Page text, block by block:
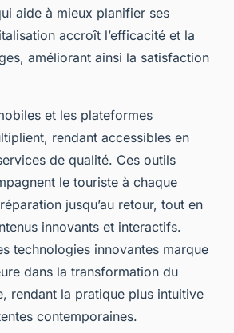
aide à mieux planifier ses
accroît l’efficacité et la
améliorant ainsi la satisfaction
et les plateformes
rendant accessibles en
de qualité. Ces outils
le touriste à chaque
jusqu’au retour, tout en
innovants et interactifs.
technologies innovantes marque
dans la transformation du
rendant la pratique plus intuitive
contemporaines.